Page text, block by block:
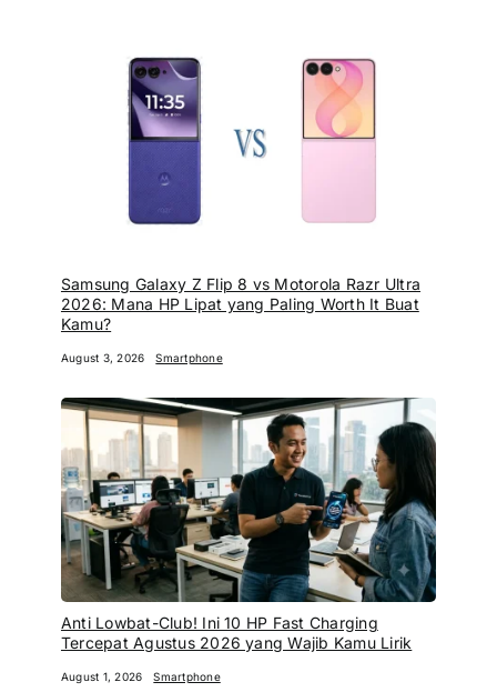
Samsung Galaxy Z Flip 8 vs Motorola Razr Ultra
2026: Mana HP Lipat yang Paling Worth It Buat
Kamu?
August 3, 2026 Smartphone
Anti Lowbat-Club! Ini 10 HP Fast Charging
Tercepat Agustus 2026 yang Wajib Kamu Lirik
August 1, 2026 Smartphone